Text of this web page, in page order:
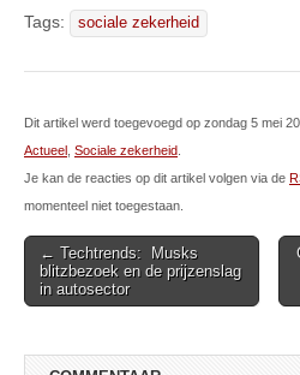
Tags: sociale zekerheid
Dit artikel werd toegevoegd op zondag 5 mei
Actueel Sociale zekerheid
Je kan de reacties op dit artikel volgen via de
momenteel niet toegestaan.
Post
navigation
← Techtrends: Musks
blitzbezoek en de prijzenslag
in autosector